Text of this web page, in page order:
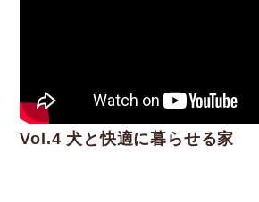
Vol.4 犬と快適に暮らせる家